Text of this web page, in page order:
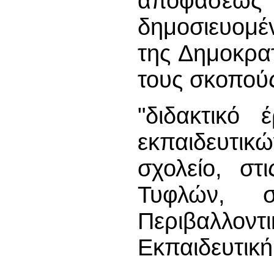
της
τους
σχολείο,
Τυφλών,